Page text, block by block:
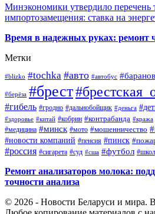
Минэкономики утвердило перечень
импортозамещения: ставка на
Время в надежных руках: ремонт
Метки
#blizko #tochka #авто #автобус
#берёза #брест
#гибель #гродно #дальнобойщик #деньга
#здоровье #китай #кобрин #контрабанда #кража
#медицина #минск #мото #мошенничество
#новости компаний #пенсия #пинск
#россия #сигарета #суд #сша #футбол
Ремонт анализаторов молока:
точности анализа
© 2026 - Новости Беларуси и мира.